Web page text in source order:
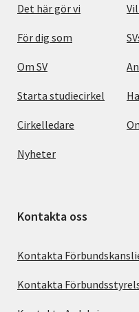
Det här gör vi
För dig som
Om SV
Starta studiecirkel
Cirkelledare
Nyheter
Kontakta oss
Kontakta
Kontakta